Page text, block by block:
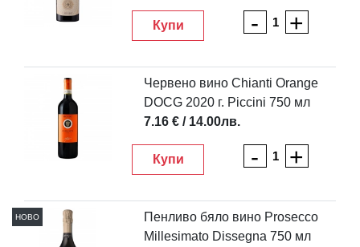
Купи - +
Червено вино Chianti Orange
DOCG 2020 г. Piccini 750 мл
7.16 € / 14.00лв.
Купи - +
НОВО
Пенливо бяло вино Prosecco
Millesimato Dissegna 750 мл